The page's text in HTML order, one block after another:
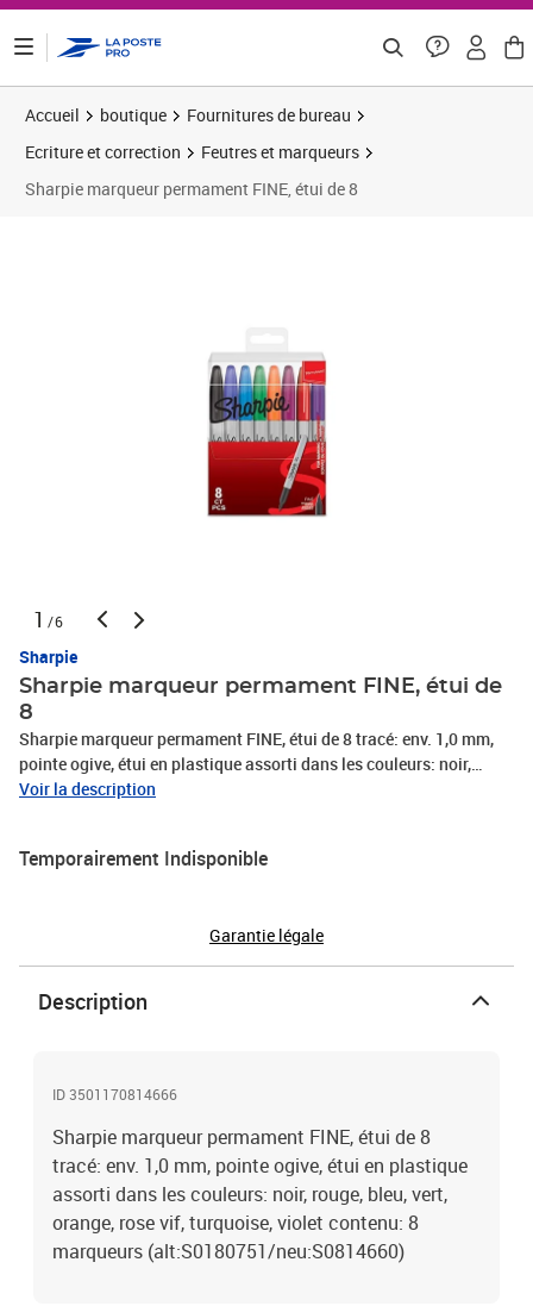
Accueil boutique
Fournitures de bureau
Ecriture et correction
Feutres et marqueurs
Sharpie marqueur permament FINE, étui de 8
1 /6
Sharpie
Sharpie marqueur permament FINE, étui de
8
Sharpie marqueur permament FINE, étui de 8 tracé: env. 1,0 mm,
pointe ogive, étui en plastique assorti dans les couleurs: noir,
rouge, bleu, vert, orange, rose vif, turquoise, violet contenu: 8
Voir la description
Temporairement Indisponible
Garantie légale
Description
ID 3501170814666
Sharpie marqueur permament FINE, étui de 8
tracé: env. 1,0 mm, pointe ogive, étui en plastique
assorti dans les couleurs: noir, rouge, bleu, vert,
orange, rose vif, turquoise, violet contenu: 8
marqueurs (alt:S0180751/neu:S0814660)